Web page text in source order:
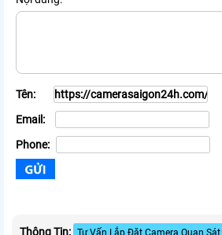
Tên:
Email:
Phone:
Thông Tin: